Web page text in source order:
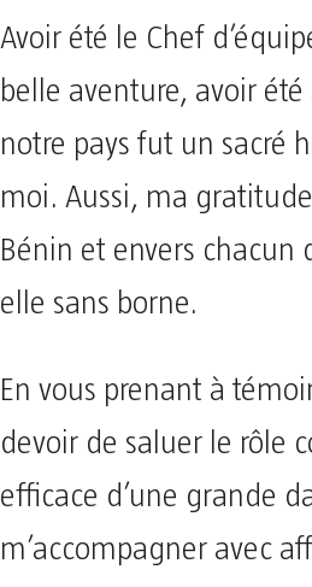
Avoir été le Chef
belle aventure, avoir été
notre pays fut un sacré
moi. Aussi, ma
Bénin et envers chacun
elle sans borne.
En vous prenant à
devoir de saluer le rôle
efficace d’une grande
m’accompagner avec